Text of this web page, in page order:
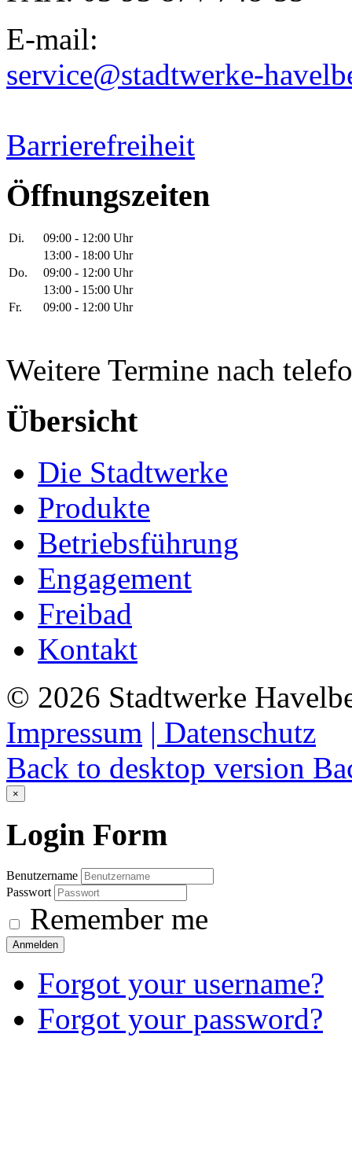
E-mail:
service@stadtwerke-
Barrierefreiheit
Öffnungszeiten
Di.
09:00 - 12:00 Uhr
13:00 - 18:00 Uhr
Do.
09:00 - 12:00 Uhr
13:00 - 15:00 Uhr
Fr.
09:00 - 12:00 Uhr
Weitere Termine nach
Übersicht
Die Stadtwerke
Produkte
Betriebsführung
Engagement
Freibad
Kontakt
© 2026 Stadtwerke
Impressum | Datenschutz
Back to desktop version
×
Login Form
Benutzername
Passwort
Remember me
Anmelden
Forgot your username?
Forgot your password?